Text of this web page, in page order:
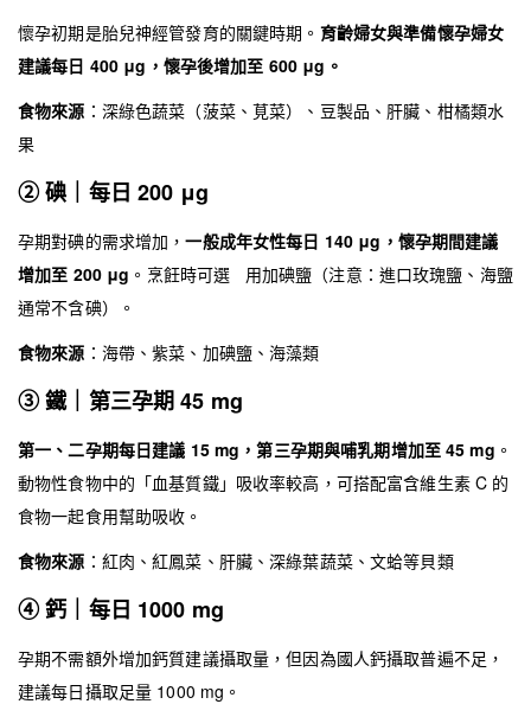
懷孕初期是胎兒神經管發育的關鍵時期。 育齡婦女與準備懷孕婦女
建議每日 400 μg，懷孕後增加至 600 μg。
食物來源 ：深綠色蔬菜（菠菜、莧菜）、豆製品、肝臟、柑橘類水
果
② 碘｜每日 200 μg
孕期對碘的需求增加，一般成年女性每日 140 μg，懷孕期間建議
增加至 200 μg 。烹飪時可選 用加碘鹽（注意：進口玫瑰鹽、海鹽
通常不含碘）。
食物來源 ：海帶、紫菜、加碘鹽、海藻類
③ 鐵｜第三孕期 45 mg
第一、二孕期每日建議 15 mg，第三孕期與哺乳期增加至 45 mg 。
動物性食物中的「血基質鐵」吸收率較高，可搭配富含維生素 C 的
食物一起食用幫助吸收。
食物來源 ：紅肉、紅鳳菜、肝臟、深綠葉蔬菜、文蛤等貝類
④ 鈣｜每日 1000 mg
孕期不需額外增加鈣質建議攝取量，但因為國人鈣攝取普遍不足，
建議每日攝取足量 1000 mg。